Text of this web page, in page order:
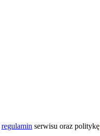
regulamin serwisu oraz politykę